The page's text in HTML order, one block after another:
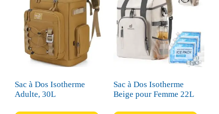
Sac à Dos Isotherme
Adulte, 30L
Sac à Dos Isotherme
Beige pour Femme 22L